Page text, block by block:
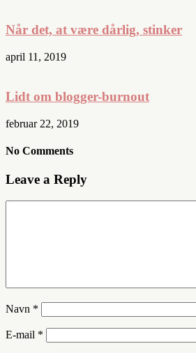
Når det, at være dårlig, stinker
april 11, 2019
Lidt om blogger-burnout
februar 22, 2019
No Comments
Leave a Reply
Navn *
E-mail *